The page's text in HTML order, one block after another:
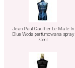
Jean Paul Gaultier Le Male In
Blue Woda perfumowana spray
75ml